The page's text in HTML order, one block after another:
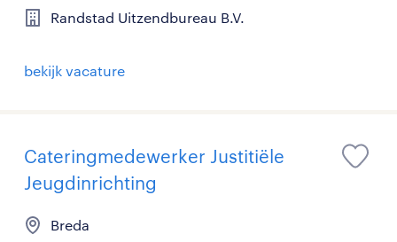
Randstad Uitzendbureau B.V.
bekijk vacature
Cateringmedewerker Justitiële
Jeugdinrichting
Breda